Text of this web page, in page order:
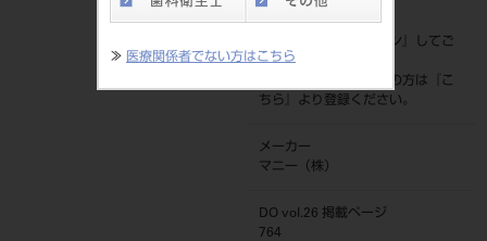
≫ 医療関係者でない方はこちら
標準価格
ログイン
』してご
覧ください。
ネット会員登録がまだの方は『
こ
ちら
』より登録ください。
メーカー
マニー（株）
DO vol.26 掲載ページ
764